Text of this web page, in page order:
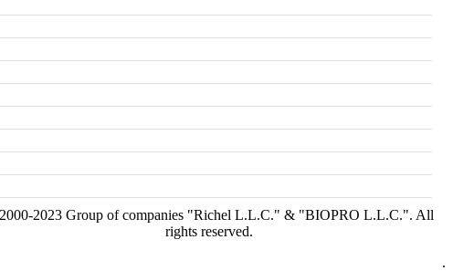
2023 Group of companies "Richel L.L.C." & "BIOPRO L.L.C.". All
rights reserved.
.